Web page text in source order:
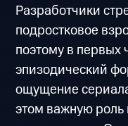
Разработчики
подростковое
поэтому в первых
эпизодический
ощущение
этом важную